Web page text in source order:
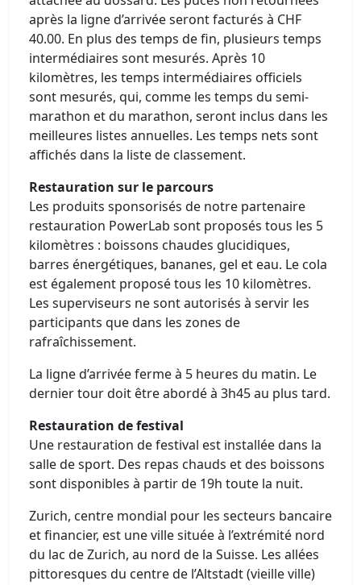
après la ligne d’arrivée seront facturés à CHF
40.00. En plus des temps de fin, plusieurs temps
intermédiaires sont mesurés. Après 10
kilomètres, les temps intermédiaires officiels
sont mesurés, qui, comme les temps du semi-
marathon et du marathon, seront inclus dans les
meilleures listes annuelles. Les temps nets sont
affichés dans la liste de classement.
Restauration sur le parcours
Les produits sponsorisés de notre partenaire
restauration PowerLab sont proposés tous les 5
kilomètres : boissons chaudes glucidiques,
barres énergétiques, bananes, gel et eau. Le cola
est également proposé tous les 10 kilomètres.
Les superviseurs ne sont autorisés à servir les
participants que dans les zones de
rafraîchissement.
La ligne d’arrivée ferme à 5 heures du matin. Le
dernier tour doit être abordé à 3h45 au plus tard.
Restauration de festival
Une restauration de festival est installée dans la
salle de sport. Des repas chauds et des boissons
sont disponibles à partir de 19h toute la nuit.
Zurich, centre mondial pour les secteurs bancaire
et financier, est une ville située à l’extrémité nord
du lac de Zurich, au nord de la Suisse. Les allées
pittoresques du centre de l’Altstadt (vieille ville)